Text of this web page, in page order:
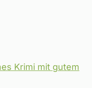
Krimi mit gutem